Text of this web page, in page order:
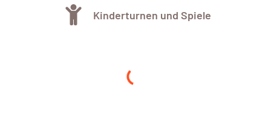
Kinderturnen und Spiele